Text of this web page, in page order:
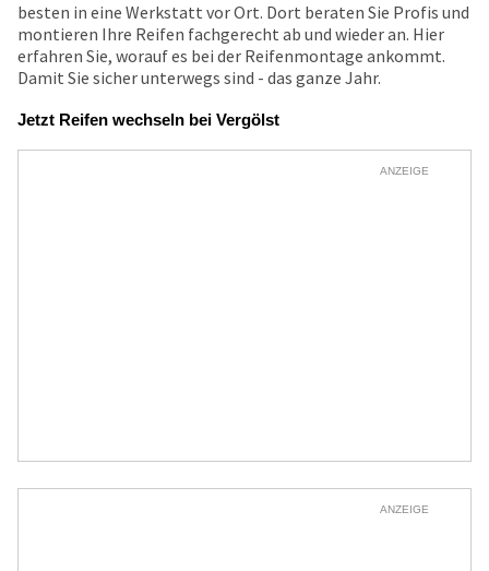
besten in eine Werkstatt vor Ort. Dort beraten Sie Profis und
montieren Ihre Reifen fachgerecht ab und wieder an. Hier
erfahren Sie, worauf es bei der Reifenmontage ankommt.
Damit Sie sicher unterwegs sind - das ganze Jahr.
Jetzt Reifen wechseln bei Vergölst
ANZEIGE
ANZEIGE